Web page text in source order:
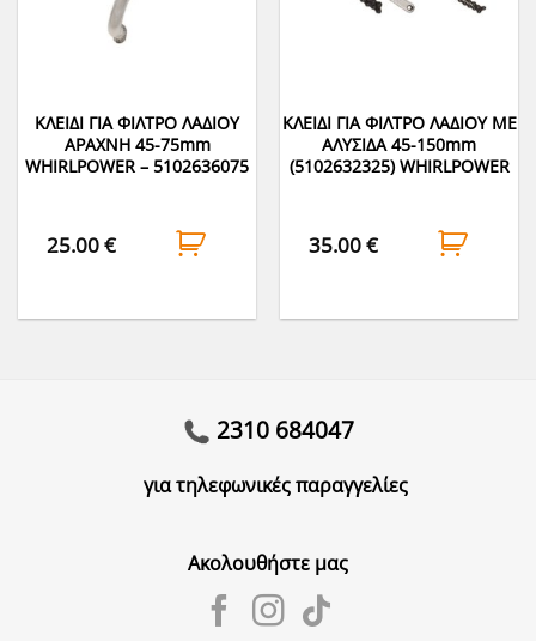
ΚΛΕΙΔΙ ΓΙΑ ΦΙΛΤΡΟ ΛΑΔΙΟΥ
ΑΡΑΧΝΗ 45-75mm
WHIRLPOWER – 5102636075
25.00€
ΚΛΕΙΔΙ ΓΙΑ ΦΙΛΤΡΟ ΛΑΔΙΟΥ ΜΕ
ΑΛΥΣΙΔΑ 45-150mm
(5102632325) WHIRLPOWER
35.00€
2310 684047
για τηλεφωνικές παραγγελίες
Ακολουθήστε μας